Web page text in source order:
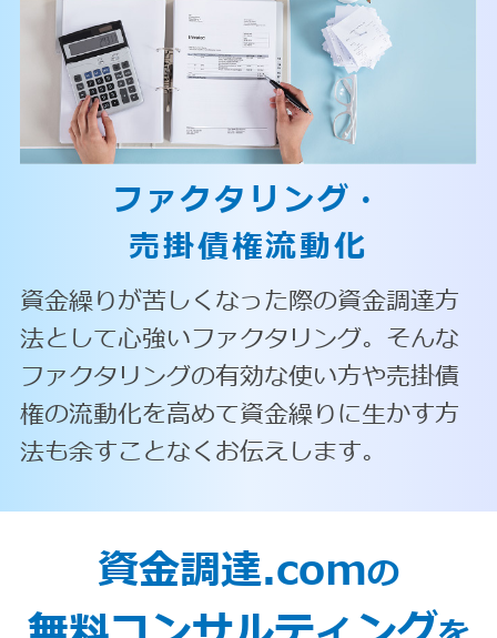
ファクタリング・
売掛債権流動化
資金繰りが苦しくなった際の資金調達方
法として心強いファクタリング。そんな
ファクタリングの有効な使い方や売掛債
権の流動化を高めて資金繰りに生かす方
法も余すことなくお伝えします。
資金調達.comの